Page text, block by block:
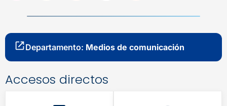
Departamento: Medios de comunicación
Accesos directos